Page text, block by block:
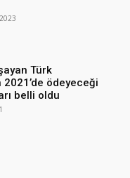
Türk
2021’de ödeyeceği
belli oldu